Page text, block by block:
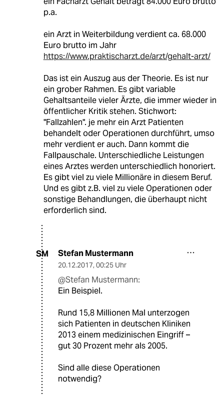
p.a.
ein Arzt in Weiterbildung verdient ca. 68.000
Euro brutto im Jahr
https://www.praktischarzt.de/arzt/gehalt-arzt/
Das ist ein Auszug aus der Theorie. Es ist nur
ein grober Rahmen. Es gibt variable
Gehaltsanteile vieler Ärzte, die immer wieder in
öffentlicher Kritik stehen. Stichwort:
"Fallzahlen". je mehr ein Arzt Patienten
behandelt oder Operationen durchführt, umso
mehr verdient er auch. Dann kommt die
Fallpauschale. Unterschiedliche Leistungen
eines Arztes werden unterschiedlich honoriert.
Es gibt viel zu viele Millionäre in diesem Beruf.
Und es gibt z.B. viel zu viele Operationen oder
sonstige Behandlungen, die überhaupt nicht
erforderlich sind.
SM Stefan Mustermann
20.12.2017, 00:25 Uhr
@Stefan Mustermann:
Ein Beispiel.
Rund 15,8 Millionen Mal unterzogen
sich Patienten in deutschen Kliniken
2013 einem medizinischen Eingriff –
gut 30 Prozent mehr als 2005.
Sind alle diese Operationen
notwendig?